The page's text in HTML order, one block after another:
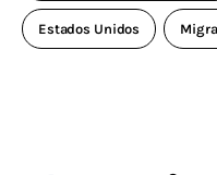
Estados Unidos